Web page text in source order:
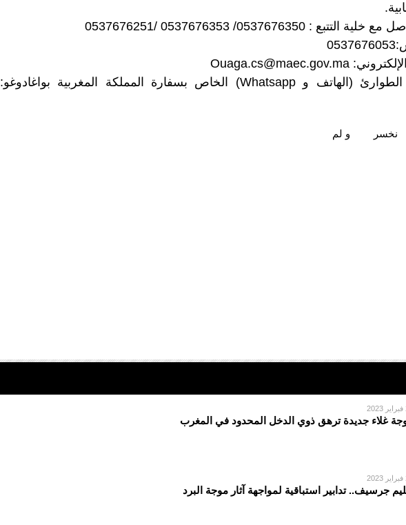
: 0537676350/ 0537676353 /0537676251
Ouaga.cs@maec.gov.ma
للتواصل عبر رقم الطوارئ (الهاتف و Whatsapp) الخاص بسفارة المملكة المغربية بواغادوغو:
نخسر و لم
غلاء جديدة ترهق ذوي الدخل المحدود في المغرب
جرسيف.. تدابير استباقية لمواجهة آثار موجة البرد